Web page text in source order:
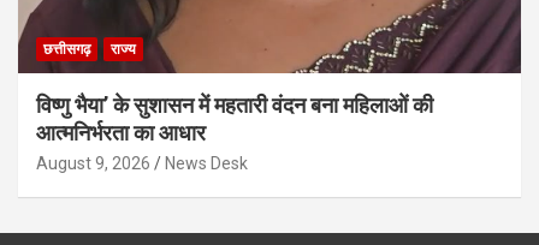
छत्तीसगढ़ राज्य
विष्णु भैया’ के सुशासन में महतारी वंदन बना महिलाओं की
आत्मनिर्भरता का आधार
August 9, 2026 News Desk